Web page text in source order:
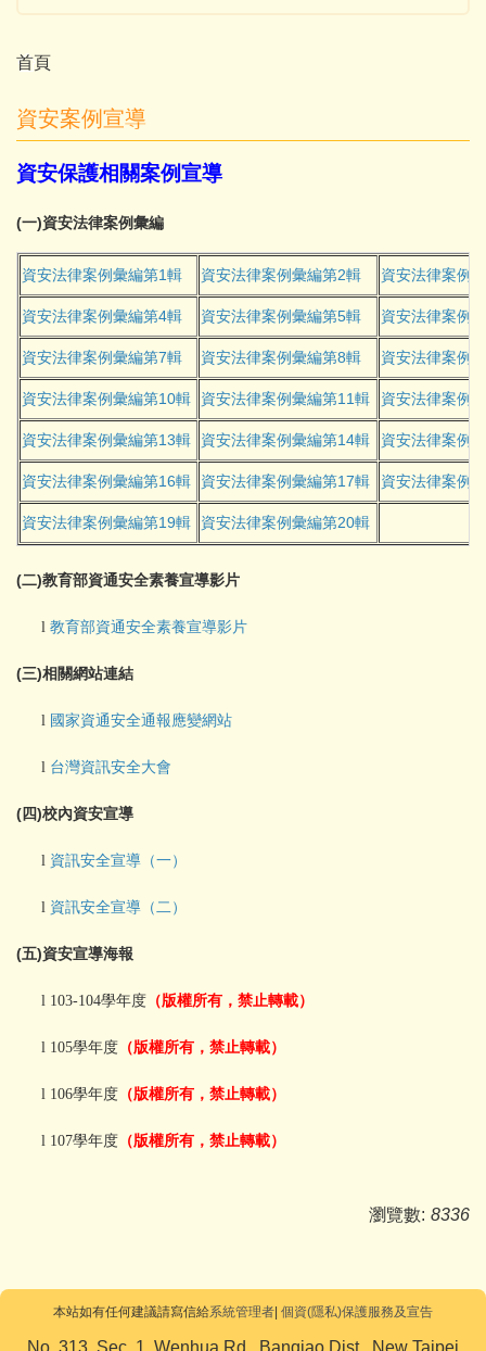
首頁
資安案例宣導
資安保護相關案例宣導
(一)資安法律案例彙編
資安法律案例彙編第1輯 資安法律案例彙編第2輯 資安法律案例
資安法律案例彙編第4輯 資安法律案例彙編第5輯 資安法律案例
資安法律案例彙編第7輯 資安法律案例彙編第8輯 資安法律案例
資安法律案例彙編第10輯 資安法律案例彙編第11輯 資安法律案例
資安法律案例彙編第13輯 資安法律案例彙編第14輯 資安法律案例
資安法律案例彙編第16輯 資安法律案例彙編第17輯 資安法律案例
資安法律案例彙編第19輯 資安法律案例彙編第20輯
(二)教育部資通安全素養宣導影片
l 教育部資通安全素養宣導影片
(三)相關網站連結
l 國家資通安全通報應變網站
l 台灣資訊安全大會
( 四)校內資安宣導
l 資訊安全宣導（一）
l 資訊安全宣導（二）
(五)資安宣導海報
l 103-104學年度（版權所有，禁止轉載）
l 105學年度（版權所有，禁止轉載）
l 106學年度（版權所有，禁止轉載）
l 107學年度（版權所有，禁止轉載）
瀏覽數: 8336
本站如有任何建議請寫信給系統管理者 個資(隱私)保護服務及宣告